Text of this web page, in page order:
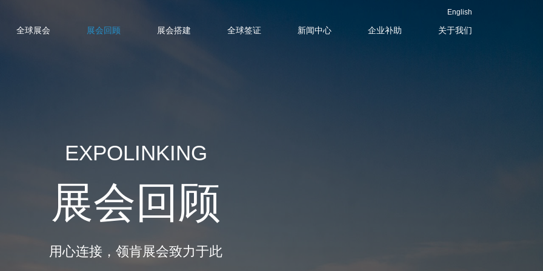
English
全球展会 展会回顾 展会搭建 全球签证 新闻中心 企业补助 关于我们
EXPOLINKING
展会回顾
用心连接，领肯展会致力于此